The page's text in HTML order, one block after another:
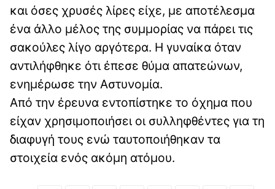
και όσες χρυσές λίρες είχε, με αποτέλεσμα
ένα άλλο μέλος της συμμορίας να πάρει τις
σακούλες λίγο αργότερα. Η γυναίκα όταν
αντιλήφθηκε ότι έπεσε θύμα απατεώνων,
ενημέρωσε την Αστυνομία.
Από την έρευνα εντοπίστηκε το όχημα που
είχαν χρησιμοποιήσει οι συλληφθέντες για τη
διαφυγή τους ενώ ταυτοποιήθηκαν τα
στοιχεία ενός ακόμη ατόμου.